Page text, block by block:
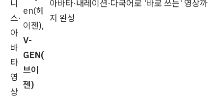
니
스·
아
바
타
영
상
en(헤
이젠),
V-
GEN(
브이
젠)
아바타·내레이션·다국어로 '바로 쓰는' 영상까
지 완성